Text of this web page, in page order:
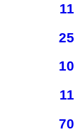
11
25
10
11
70